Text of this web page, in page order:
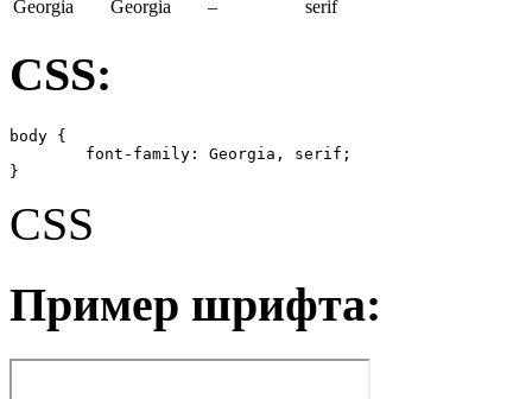
Georgia Georgia – serif
CSS:
body {
}
CSS
Пример шрифта: